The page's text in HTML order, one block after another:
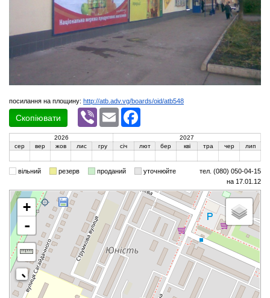
посилання на площину: http://atb.adv.vg/boards/oid/atb548
Скопіювати
Viber Email
2026
2027
сер
вер жов лис гру січ лют бер кві тра чер лип
вільний резерв проданий уточнюйте
тел. (080) 050-04-15
на 17.01.12
+
-